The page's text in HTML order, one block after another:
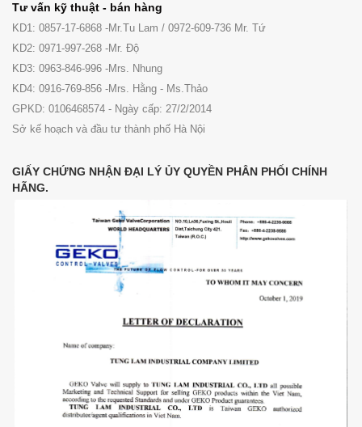
Tư vấn kỹ thuật - bán hàng
KD1: 0857-17-6868 -Mr.Tu Lam / 0972-609-736 Mr. Tứ
KD2: 0971-997-268 -Mr. Độ
KD3: 0963-846-996 -Mrs. Nhung
KD4: 0916-769-856 -Mrs. Hằng - Ms.Thảo
GPKD: 0106468574 - Ngày cấp: 27/2/2014
Sở kế hoạch và đầu tư thành phố Hà Nội
GIẤY CHỨNG NHẬN ĐẠI LÝ ỦY QUYỀN PHÂN PHỐI CHÍNH
HÃNG.